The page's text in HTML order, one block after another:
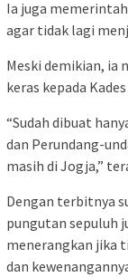
Ia juga
agar tidak lagi
Meski demikian, ia
keras kepada
“Sudah dibuat
dan Perundang-
masih di Jogja,”
Dengan terbitnya
pungutan sepuluh
menerangkan jika
dan